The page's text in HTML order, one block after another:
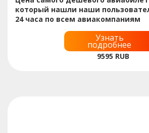
который нашли наши
24 часа по всем авиакомпаниям
Узнать
подробнее
9595 RUB